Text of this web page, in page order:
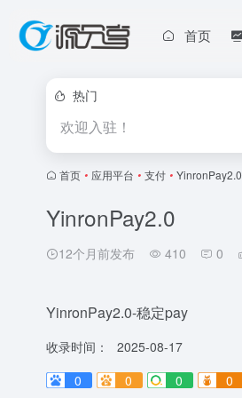
首页
热门
欢迎入驻！
首页 • 应用平台 • 支付 • YinronPay2.0
YinronPay2.0
12个月前发布 410 0
YinronPay2.0-稳定pay
收录时间：
2025-08-17
0
0 0 0